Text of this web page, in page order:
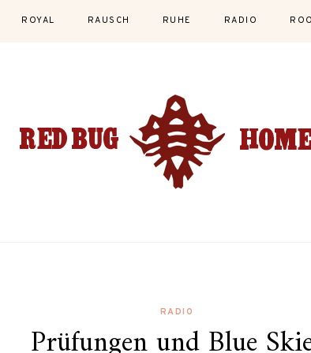
ROYAL RAUSCH RUHE RADIO
RADIO